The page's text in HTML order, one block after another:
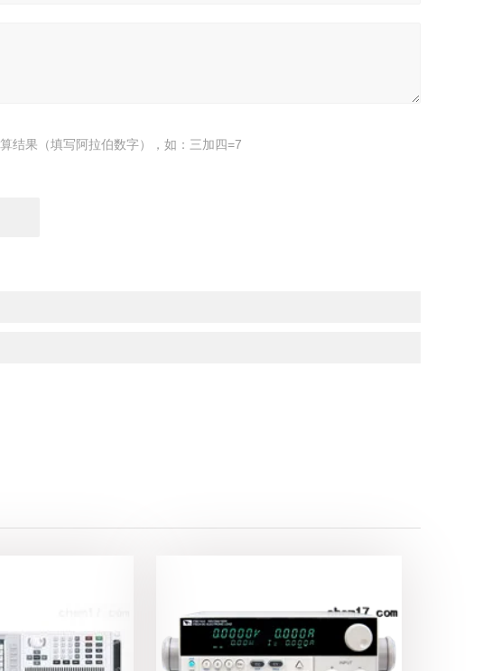
结果（填写阿拉伯数字），如：三加四=7